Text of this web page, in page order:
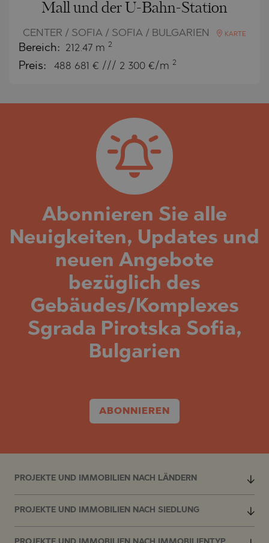
Mall und der U-Bahn-Station
CENTER / SOFIA / SOFIA / BULGARIEN KARTE
Bereich: 212.47 m 2
Preis: 488 681 € /// 2 300 €/m 2
Abonnieren Sie alle
Neuigkeiten, Updates und
neuen Angebote
bezüglich des
Gebäudes/Komplexes
Sgrada Pirotska Sofia,
Bulgarien
ABONNIEREN
PROJEKTE UND IMMOBILIEN NACH LÄNDERN
PROJEKTE UND IMMOBILIEN NACH SIEDLUNG